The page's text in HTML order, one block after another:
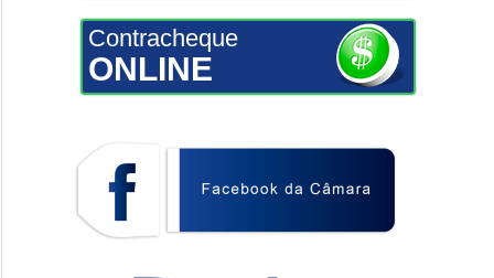
Contracheque
ONLINE